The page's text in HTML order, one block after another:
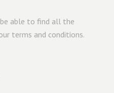
able to find all the
terms and conditions.